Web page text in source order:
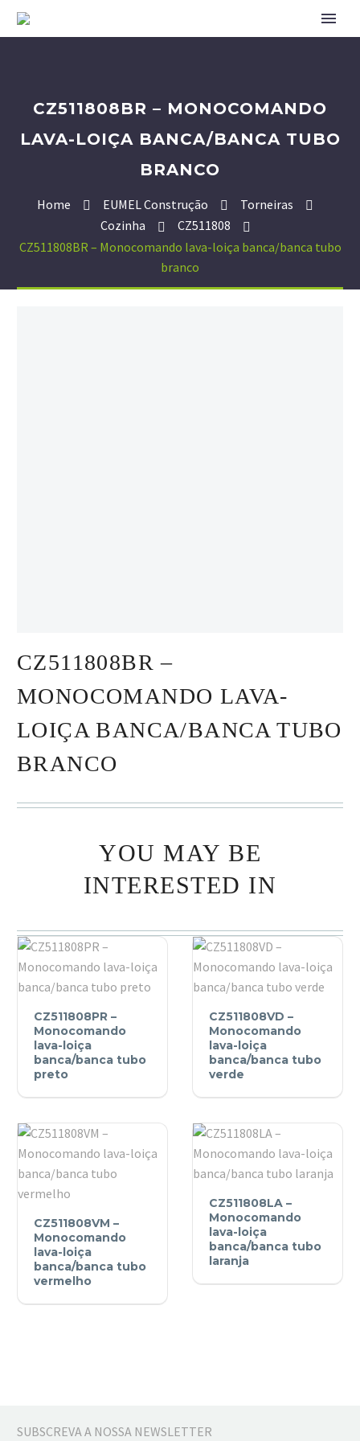
CZ511808BR – MONOCOMANDO
LAVA-LOIÇA BANCA/BANCA TUBO
BRANCO
Home EUMEL Construção
Torneiras
Cozinha
CZ511808
CZ511808BR – Monocomando lava-loiça banca/banca tubo
branco
CZ511808BR –
MONOCOMANDO LAVA-
LOIÇA BANCA/BANCA TUBO
BRANCO
YOU MAY BE
INTERESTED IN
Monocomando
lava-
loiça
tubo
preto
CZ511808PR –
Monocomando
lava-loiça
banca/banca tubo
preto
Monocomando
lava-
tubo
verde
CZ511808VD –
Monocomando
lava-loiça
banca/banca tubo
verde
Monocomando
lava-
CZ511808VM –
Monocomando
lava-loiça
banca/banca tubo
vermelho
Monocomando
lava-
CZ511808LA –
Monocomando
lava-loiça
banca/banca tubo
laranja
SUBSCREVA A NOSSA NEWSLETTER